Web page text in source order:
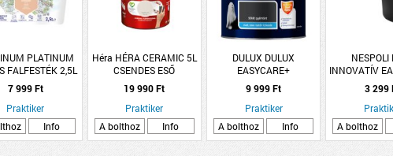
PLATINUM
FALFESTÉK 2,5L
GYÉKÉNY BELT.
R:285064
7 999 Ft
Praktiker
Info
Héra HÉRA CERAMIC 5L
CSENDES ESŐ
19 990 Ft
Praktiker
A bolthoz
Info
DULUX DULUX
EASYCARE+
FOLTÁLLÓ+KOPÁSBIZTOS
BELTÉRI FALFESTÉK 2,5L
SÖTÉT GYÉMÁNT
9 999 Ft
Praktiker
A bolthoz
Info
NESPOLI
INNOVATÍV
3 299
A bolthoz